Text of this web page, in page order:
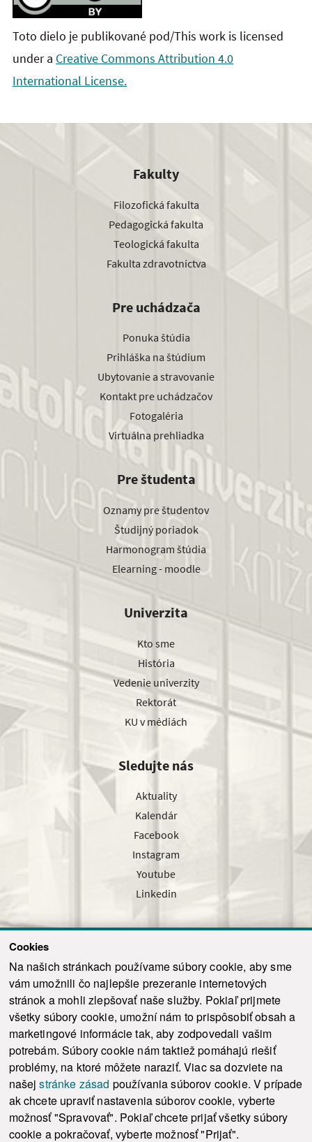
Cookies
Na našich stránkach používame súbory cookie, aby sme
vám umožnili čo najlepšie prezeranie internetových
stránok a mohli zlepšovať naše služby. Pokiaľ prijmete
všetky súbory cookie, umožní nám to prispôsobiť obsah a
marketingové informácie tak, aby zodpovedali vašim
potrebám. Súbory cookie nám taktiež pomáhajú riešiť
problémy, na ktoré môžete naraziť. Viac sa dozviete na
našejstránke zásad používania súborov cookie. V prípade
ak chcete upraviť nastavenia súborov cookie, vyberte
možnosť "Spravovať". Pokiaľ chcete prijať všetky súbory
cookie a pokračovať, vyberte možnosť "Prijať".
Toto dielo je publikované pod/This work is licensed
under a Creative Commons Attribution 4.0
International License.
Fakulty
Filozofická fakulta
Pedagogická fakulta
Teologická fakulta
Fakulta zdravotníctva
Pre uchádzača
Ponuka štúdia
Prihláška na štúdium
Ubytovanie a stravovanie
Kontakt pre uchádzačov
Fotogaléria
Virtuálna prehliadka
Pre študenta
Oznamy pre študentov
Študijný poriadok
Harmonogram štúdia
Elearning - moodle
Univerzita
Kto sme
História
Vedenie univerzity
Rektorát
KU v médiách
Sledujte nás
Aktuality
Kalendár
Facebook
Instagram
Youtube
Linkedin
Odoslať
© 2021-2026 ku.sk. Všetky práva vyhradené. | Ochrana osobných údajov
Vyhlásenie o prístupnosti |
Admin
This site is protected by reCAPTCHA and the Google Privacy Policy and Terms of
Service
apply.